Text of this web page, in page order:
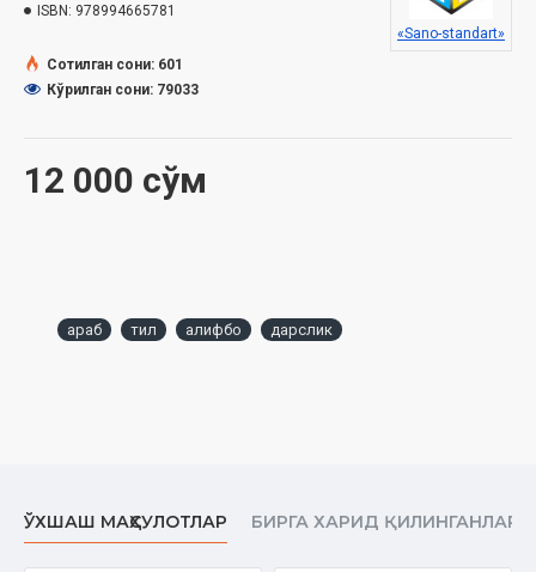
12 000 сўм
ISBN: 978994665781
«Sano-standart»
Сотилган сони: 601
Кўрилган сони: 79033
араб тил алифбо дарслик
ЎХШАШ МАҲСУЛОТЛАР БИРГА ХАРИД ҚИЛИНГАНЛАР